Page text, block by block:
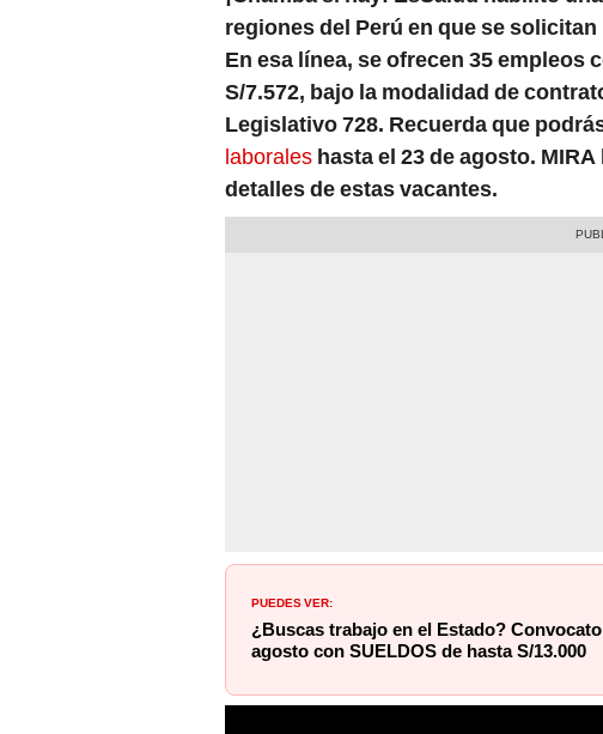
regiones del Perú en que se
En esa línea, se ofrecen 35 empleos
S/7.572, bajo la modalidad de
Legislativo 728. Recuerda que
laborales hasta el 23 de agosto.
detalles de estas vacantes.
PUEDES VER:
¿Buscas trabajo en el Estado?
agosto con SUELDOS de hasta S/13.000